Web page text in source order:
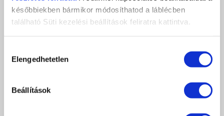
későbbiekben bármikor módosíthatod a láblécben
található Süti kezelési beállítások feliratra kattintva.
kiválasztása
Elengedhetetlen
Beállítások
Kutikula emelő manikűrfej (nagy/finom)
KOSÁRBA